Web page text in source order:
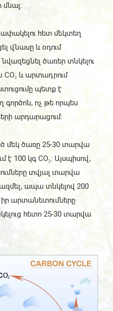
մնալ:
հետ մեկտեղ
վնասը և օդում
ծառեր տնկելու
CO₂ և արտադրում
պետք է
ոչ թե որպես
արդարացում:
մեկ ծառը 25-30 տարվա
է 100 կգ CO₂: Այսպիսով,
տվյալ տարվա
ապա տնկելով 200
արտանետումները
հետո 25-30 տարվա